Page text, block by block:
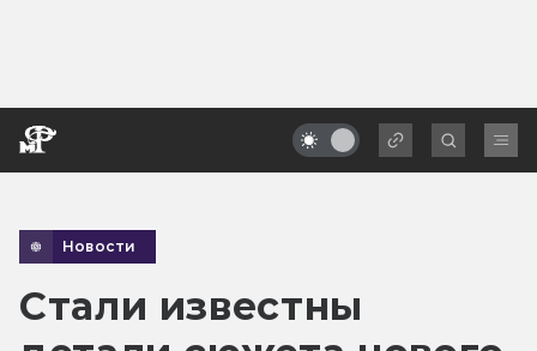
Новости
Стали известны